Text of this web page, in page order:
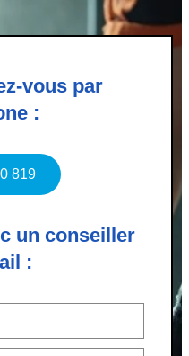
vous par
:
819
un conseiller
: